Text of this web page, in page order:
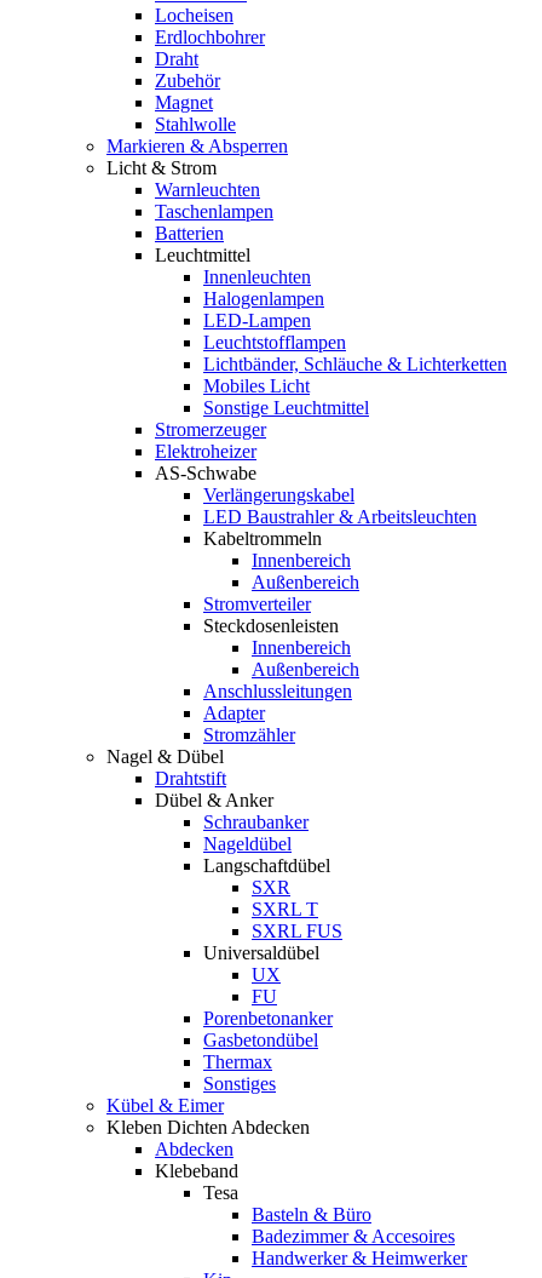
Locheisen
Erdlochbohrer
Draht
Zubehör
Magnet
Stahlwolle
Markieren & Absperren
Licht & Strom
Warnleuchten
Taschenlampen
Batterien
Leuchtmittel
Innenleuchten
Halogenlampen
LED-Lampen
Leuchtstofflampen
Lichtbänder, Schläuche & Lichterketten
Mobiles Licht
Sonstige Leuchtmittel
Stromerzeuger
Elektroheizer
AS-Schwabe
Verlängerungskabel
LED Baustrahler & Arbeitsleuchten
Kabeltrommeln
Innenbereich
Außenbereich
Stromverteiler
Steckdosenleisten
Innenbereich
Außenbereich
Anschlussleitungen
Adapter
Stromzähler
Nagel & Dübel
Drahtstift
Dübel & Anker
Schraubanker
Nageldübel
Langschaftdübel
SXR
SXRL T
SXRL FUS
Universaldübel
UX
FU
Porenbetonanker
Gasbetondübel
Thermax
Sonstiges
Kübel & Eimer
Kleben Dichten Abdecken
Abdecken
Klebeband
Tesa
Basteln & Büro
Badezimmer & Accesoires
Handwerker & Heimwerker